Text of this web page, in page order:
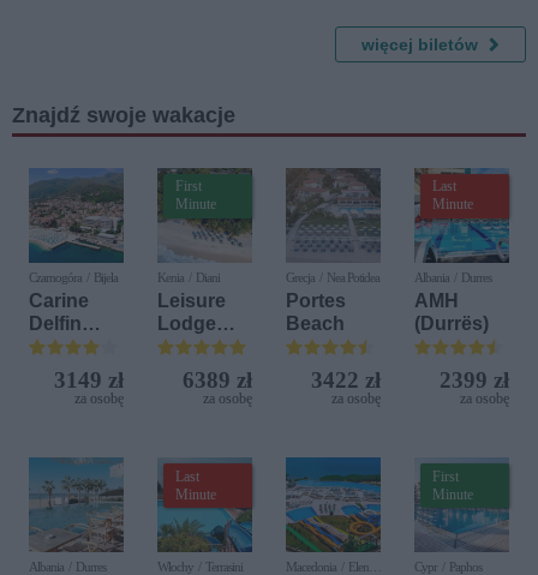
CI - Edyta
Krzemień,
Damian
Szwaj -
więcej biletów
Znajdź swoje wakacje
Czarnogóra / Bijela
Carine
Delfin
Bijela (ex.
Iberostar
Bijela
3149 zł
za osobę
First
Minute
Kenia / Diani
Leisure
Lodge
Beach &
Golf
Resort by
6389 zł
za osobę
Grecja / Nea Potidea
Portes
Beach
3422 zł
za osobę
Last
Minute
Albania / Durres
AMH
(Durrës)
2399 zł
za osobę
Albania / Durres
Last
Minute
Włochy / Terrasini
Macedonia / Elen
First
Minute
Cypr / Paphos